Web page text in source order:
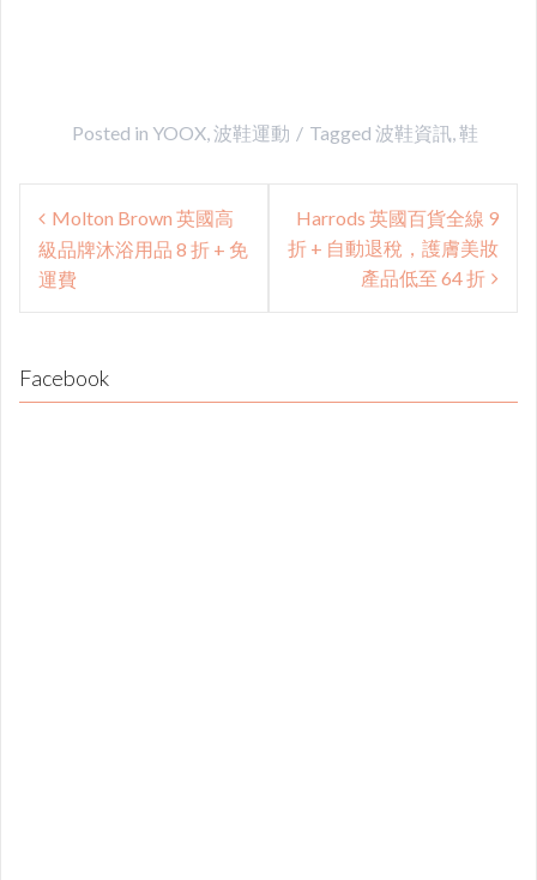
Posted in YOOX,波鞋運動 Tagged 波鞋資訊,鞋
Post
navigation
Molton Brown 英國高
級品牌沐浴用品 8 折 + 免
運費
Harrods 英國百貨全線 9
折 + 自動退稅，護膚美妝
產品低至 64 折
Facebook